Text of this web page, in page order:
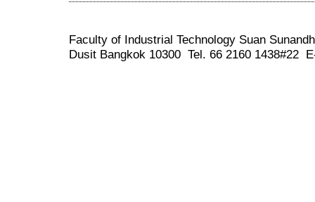
Faculty of Industrial Technology Suan
Dusit Bangkok 10300 Tel. 66 2160 1438#22